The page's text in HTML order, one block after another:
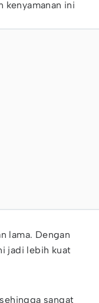
kenyamanan ini
lama. Dengan
jadi lebih kuat
sangat